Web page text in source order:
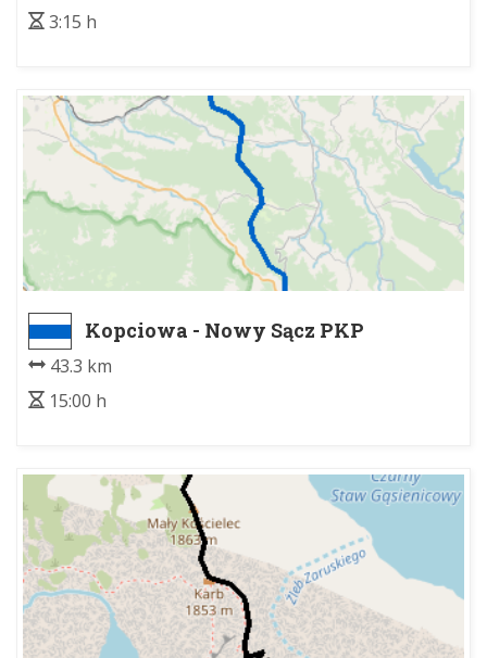
3:15 h
Kopciowa - Nowy Sącz PKP
43.3 km
15:00 h